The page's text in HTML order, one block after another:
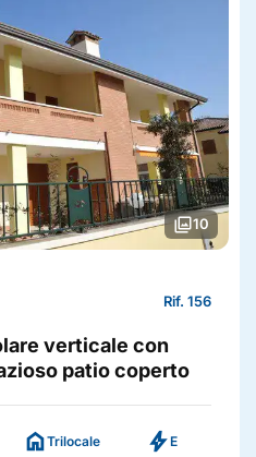
photo_library10
Rif. 156
verticale con
patio coperto
homeTrilocale boltE